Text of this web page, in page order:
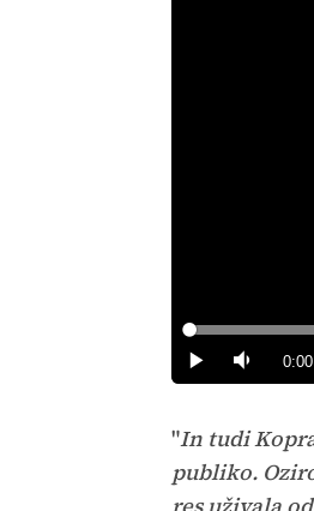
PredvajajTiho 0:00
Loaded:
0%
"In tudi
publiko.